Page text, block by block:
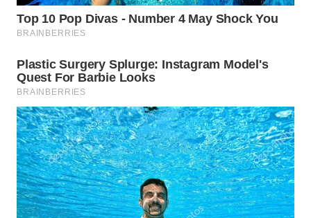
WN
TEBING
TINGGI
WN
PAKPAK
WN
KARAWANG
WN
BEKASI